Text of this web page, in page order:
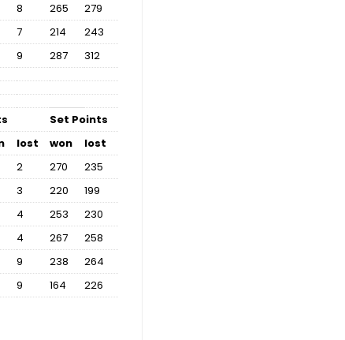
8 265
279
7 214
243
9 287 312
Set Points
lost won
lost
2 270
235
3 220
199
4 253
230
4 267
258
9 238
264
9 164 226